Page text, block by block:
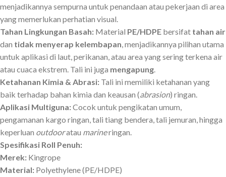
menjadikannya sempurna untuk penandaan atau pekerjaan di area
yang memerlukan perhatian visual.
Tahan Lingkungan Basah: Material PE/HDPE bersifat tahan air
dan tidak menyerap kelembapan, menjadikannya pilihan utama
untuk aplikasi di laut, perikanan, atau area yang sering terkena air
atau cuaca ekstrem. Tali ini juga mengapung.
Ketahanan Kimia & Abrasi: Tali ini memiliki ketahanan yang
baik terhadap bahan kimia dan keausan (abrasion) ringan.
Aplikasi Multiguna:Cocok untuk pengikatan umum,
pengamanan kargo ringan, tali tiang bendera, tali jemuran, hingga
keperluan outdooratau marineringan.
Spesifikasi Roll Penuh:
Merek: Kingrope
Material: Polyethylene (PE/HDPE)